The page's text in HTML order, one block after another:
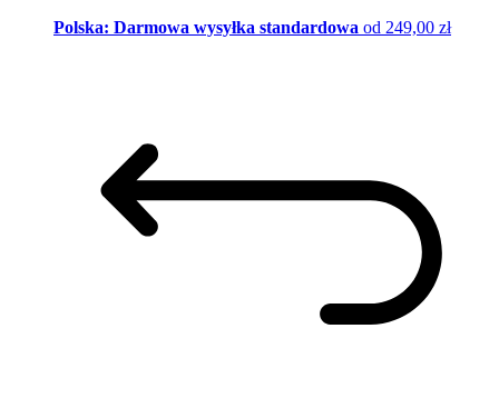
Polska: Darmowa wysyłka standardowa od 249,00 zł